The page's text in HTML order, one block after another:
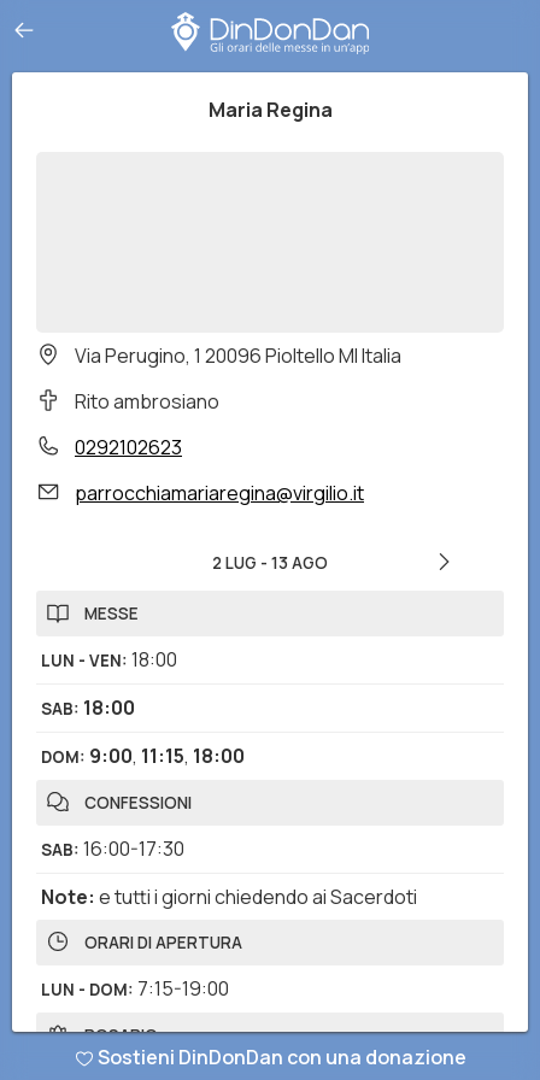
Maria Regina
Via Perugino, 1 20096 Pioltello MI Italia
Rito ambrosiano
0292102623
parrocchiamariaregina@virgilio.it
2 LUG - 13 AGO
MESSE
LUN - VEN: 18:00
SAB: 18:00
DOM: 9:00, 11:15, 18:00
CONFESSIONI
SAB: 16:00-17:30
Note: e tutti i giorni chiedendo ai Sacerdoti
ORARI DI APERTURA
LUN - DOM: 7:15-19:00
ROSARIO
Sostieni DinDonDan con una donazione